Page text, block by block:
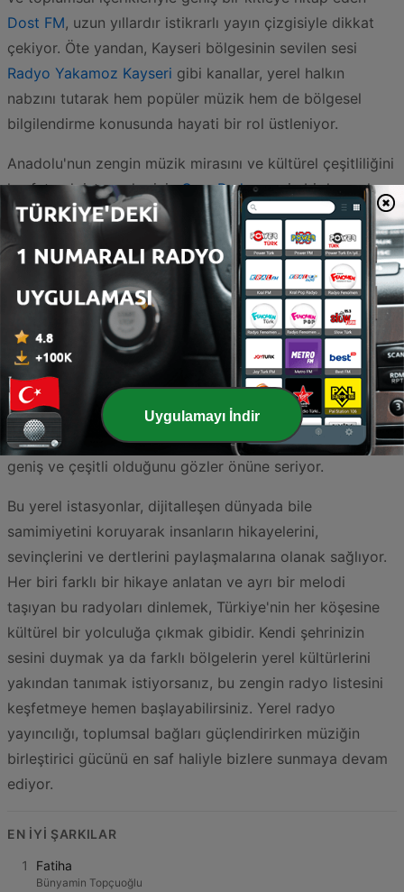
Dost FM, uzun yıllardır istikrarlı yayın çizgisiyle dikkat
çekiyor. Öte yandan, Kayseri bölgesinin sevilen sesi
Radyo Yakamoz Kayseri gibi kanallar, yerel halkın
nabzını tutarak hem popüler müzik hem de bölgesel
bilgilendirme konusunda hayati bir rol üstleniyor.
Anadolu'nun zengin müzik mirasını ve kültürel çeşitliliğini
keşfetmek isteyenler içinCem Radyoeşsiz bir kaynak
sunarken, duygusal tınılar ve tematik yayınlar arayanlar
için
romantik şarkılarıyla öne çıkıyor. Dinamik
ve güncel içerikleriyleYeni Radyo ve enerjik yayın
akışıylaRADYO FULL, dinleyicilerin günlük hayatına her
an canlılık katmaya devam ediyor. Yerel radyoculuğun en
samimi örneklerinden biri olan Gireniz FM, yöresel
sohbetleri ve halk müzikleriyle dinleyicilerini ortak bir
paydada buluşturuyor. Farklı bir örnek olarak, bölgedeki
belirli bir kitleye yönelik özel yayınlarıyla bilinenAFN
360 Incirlik
de Türkiye'nin radyo yelpazesinin ne kadar
geniş ve çeşitli olduğunu gözler önüne seriyor.
Bu yerel istasyonlar, dijitalleşen dünyada bile
samimiyetini koruyarak insanların hikayelerini,
sevinçlerini ve dertlerini paylaşmalarına olanak sağlıyor.
Her biri farklı bir hikaye anlatan ve ayrı bir melodi
taşıyan bu radyoları dinlemek, Türkiye'nin her köşesine
kültürel bir yolculuğa çıkmak gibidir. Kendi şehrinizin
sesini duymak ya da farklı bölgelerin yerel kültürlerini
yakından tanımak istiyorsanız, bu zengin radyo listesini
keşfetmeye hemen başlayabilirsiniz. Yerel radyo
yayıncılığı, toplumsal bağları güçlendirirken müziğin
birleştirici gücünü en saf haliyle bizlere sunmaya devam
ediyor.
EN IYI ŞARKILAR
1 Fatiha
Bünyamin Topçuoğlu
Uygulamayı İndir